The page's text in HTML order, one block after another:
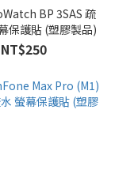
BP 3SAS 疏
保護貼 (塑膠製品)
NT$250